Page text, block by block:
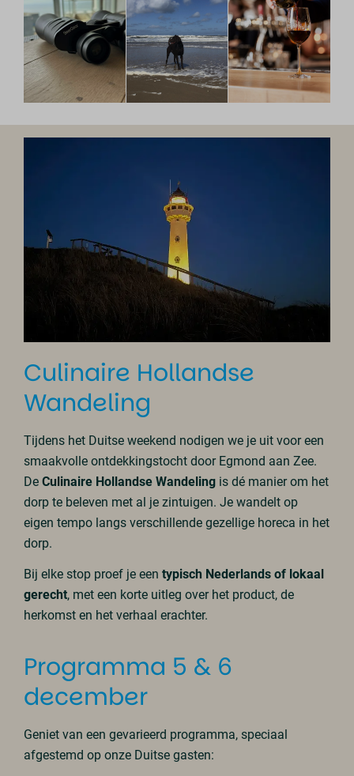
Culinaire Hollandse
Wandeling
Tijdens het Duitse weekend nodigen we je uit voor een
smaakvolle ontdekkingstocht door Egmond aan Zee.
DeCulinaire Hollandse Wandeling is dé manier om het
dorp te beleven met al je zintuigen. Je wandelt op
eigen tempo langs verschillende gezellige horeca in het
dorp.
Bij elke stop proef je eentypisch Nederlands of lokaal
gerecht, met een korte uitleg over het product, de
herkomst en het verhaal erachter.
Programma 5 & 6
december
Geniet van een gevarieerd programma, speciaal
afgestemd op onze Duitse gasten: